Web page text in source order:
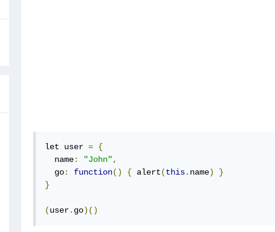
let user = {
  name
: "John",
  go
: function() { alert(this. name)
}
}
(user. go)()